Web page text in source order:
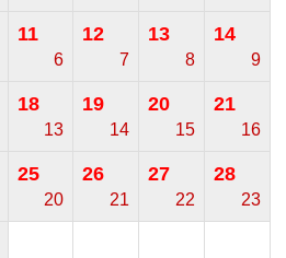
11
6
12
7
13
8
14
9
18
13
19
14
20
15
21
16
25
20
26
21
27
22
28
23